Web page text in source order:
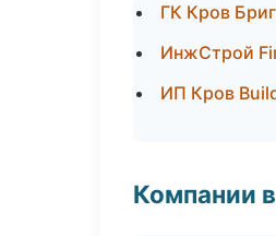
ГК Кров
ИнжСтрой
ИП Кров
Компании